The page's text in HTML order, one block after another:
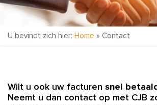
U bevindt zich hier: Home » Contact
Wilt u ook uw facturen snel
Neemt u dan contact op met CJB